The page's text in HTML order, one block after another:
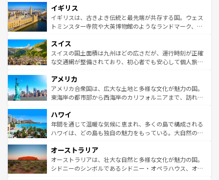
いる。シャンパンの発祥地であるランス、プロヴァンスの
香り高いラベンダー畑など、多彩な楽しみ方が可能だ。さ
らに、パリ以外の地域にも魅力が溢れており、どの街角に
れる地方に足を運ぶとそれぞれで全く異なる文化を体験で
きるだろう。 なお、新着のフランス情報はコンテンツ一覧
を参照してほしい。
顔を持つこの国は、どこを歩いても飽きることがない。ベ
ルリンの文化的活気、バイエルン州のアルプスの絶景、そ
してライン川沿いのワイン畑といった風景は必見。ビール
は、お酒好きな人にはぜひ体験してほしい。 なお、新着の
ドイツ情報はコンテンツ一覧を参照してほしい。
イギリス
イギリスは、古きよき伝統と最先端が共存する国。ウェス
トミンスター寺院や大英博物館のようなランドマーク、歴
リアごとに異なる魅力がある。また、優雅なアフタヌーン
ティー、ビール好きにはたまらない英国パブ、サッカー観
戦など、本場だからこそできる体験も豊富。イギリスを旅
ンツ一覧を参照してほしい。
スイス
スイスの国土面積は九州ほどの広さだが、運行時刻が正確
な交通網が整備されており、初心者でも安心して個人旅行
の建物がそのまま残る町や、スイスならではのユニークな
博物館もあり、アルプス観光だけでなく町歩きも満喫する
ことができる。国民の所得が高いため物価も高いが、旅行
ば市内交通費無料で観光を楽しむこともできる。 なお、新
着のスイス情報はコンテンツ一覧 を参照してほしい。
アメリカ
アメリカ合衆国は、広大な土地と多様な文化が魅力の国。
東海岸の都市部から西海岸のカリフォルニアまで、訪れる
のような巨大都市は、観光、ショッピング、エンターテイ
ンメントが詰まった刺激的なスポットだ。一方、アメリカ
西部には大自然が広がり、グランドキャニオンやイエロー
部のニューオーリンズでは、音楽と美食が融合した独特の
文化が魅力。旅行者はアメリカの各地域で異なる魅力を楽
しみながら、その多様性と豊かな歴史を感じることができ
ハワイ
年間を通じて温暖な気候に恵まれ、多くの島で構成される
ハワイは、どの島も独自の魅力をもっている。大自然の神
ワイ島は見逃せない。また、定番の観光地といえばオアフ
島だが、静かな自然を求めるならマウイ島やカウアイ島が
おすすめ。エメラルドグリーンに輝く海をはじめ、豊かな
オーストラリア
オーストラリアは、壮大な自然と多様な文化が魅力の国。
シドニーのシンボルであるシドニー・オペラハウス、オー